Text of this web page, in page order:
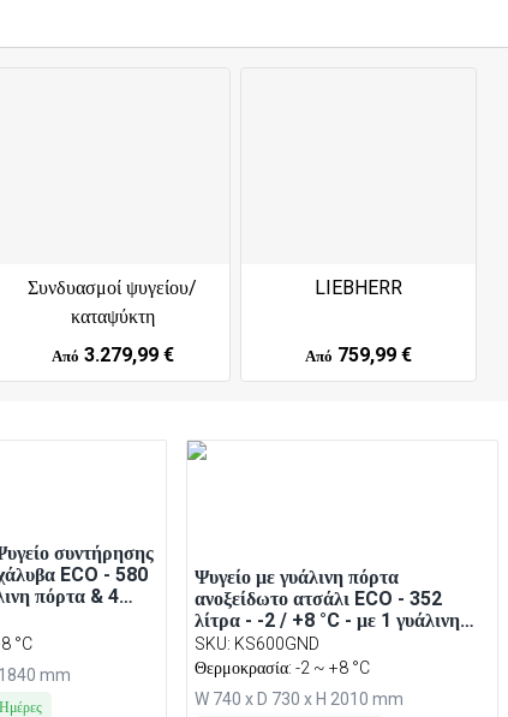
Συνδυασμοί ψυγείου/
καταψύκτη
Από 3.279,99 €
LIEBHERR
Από 759,99 €
συντήρησης
ECO - 580
πόρτα & 4
επένδυση ABS
°C
mm
Ημέρες
Ψυγείο με γυάλινη πόρτα
ανοξείδωτο ατσάλι ECO - 352
λίτρα - -2 / +8 °C - με 1 γυάλινη
πόρτα - Βεβιασμένης κυκλοφορίας,
Αυτόματη απόψυξη, Ψηφιακός
θερμοστάτης, Κλειδαριά, R290
SKU: KS600GND
Θερμοκρασία: -2 ~ +8 °C
W 740 x D 730 x H 2010 mm